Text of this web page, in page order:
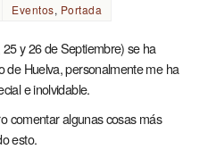
Eventos, Portada
y 26 de Septiembre) se ha
de Huelva, personalmente me ha
e inolvidable.
comentar algunas cosas más
esto.